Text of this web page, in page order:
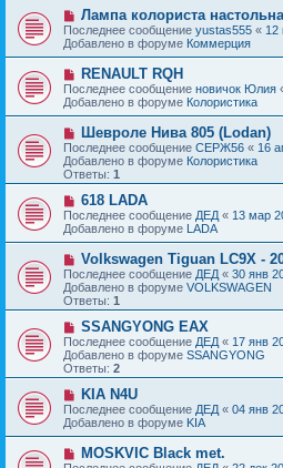
е
н
и
е
с
о
о
б
щ
е
н
и
е
Н
о
в
о
е
с
о
о
б
е
н
и
е
Лампа колориста
Последнее сообщение yustas555 « 12
Добавлено в форуме Коммерция
Н
о
в
о
е
с
о
о
б
е
н
и
е
RENAULT RQH
Последнее сообщение новичок Юлия
Добавлено в форуме Колористика
Н
о
в
о
е
с
о
о
б
е
н
и
е
Шевроле Нива 805 (Lodan)
Последнее сообщение СЕРЖ56 « 16
Добавлено в форуме Колористика
Ответы: 1
Н
о
в
о
е
о
о
б
е
н
и
е
618 LADA
Последнее сообщение ДЕД « 13 мар
Добавлено в форуме LADA
Н
о
в
о
е
с
о
о
б
щ
е
н
и
е
Volkswagen Tiguan LC9X -
Последнее сообщение ДЕД « 30 янв
Добавлено в форуме VOLKSWAGEN
Ответы: 1
Н
о
в
о
е
с
о
о
б
е
SSANGYONG EAX
Последнее сообщение ДЕД « 17 янв
Добавлено в форуме SSANGYONG
Ответы: 2
Н
о
в
о
е
с
KIA N4U
Последнее сообщение ДЕД « 04 янв
Добавлено в форуме KIA
Н
о
MOSKVIC Black met.